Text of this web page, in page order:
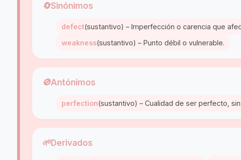
🔄Sinónimos
defect(sustantivo) – Imperfección o carencia que
weakness(sustantivo) – Punto débil o vulnerable.
🚫Antónimos
perfection(sustantivo) – Cualidad de ser perfecto,
🌱Derivados